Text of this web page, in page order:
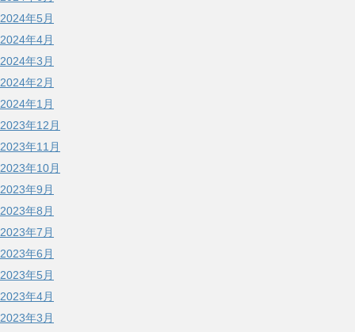
2024年5月
2024年4月
2024年3月
2024年2月
2024年1月
2023年12月
2023年11月
2023年10月
2023年9月
2023年8月
2023年7月
2023年6月
2023年5月
2023年4月
2023年3月